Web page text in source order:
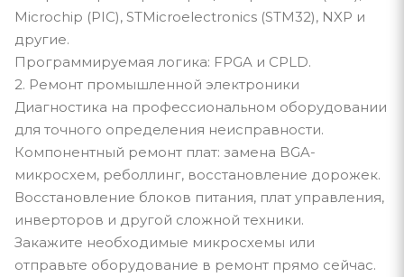
Microchip (PIC), STMicroelectronics (STM32), NXP и
другие.
Программируемая логика: FPGA и CPLD.
2. Ремонт промышленной электроники
Диагностика на профессиональном оборудовании
для точного определения неисправности.
Компонентный ремонт плат: замена BGA-
микросхем, реболлинг, восстановление дорожек.
Восстановление блоков питания, плат управления,
инверторов и другой сложной техники.
Закажите необходимые микросхемы или
отправьте оборудование в ремонт прямо сейчас.